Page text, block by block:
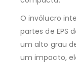
O invólucro
partes de EPS
um alto grau
um impacto,